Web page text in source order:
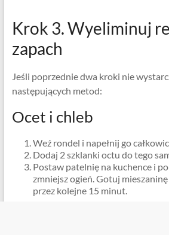
Krok 3. Wyeliminuj
zapach
Jeśli poprzednie dwa kroki nie
następujących metod:
Ocet i chleb
Weź rondel i napełnij go
Dodaj 2 szklanki octu do tego
Postaw patelnię na kuchence i
zmniejsz ogień. Gotuj
przez kolejne 15 minut.